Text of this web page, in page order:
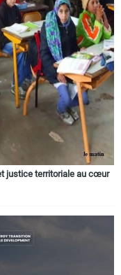
justice territoriale au cœur